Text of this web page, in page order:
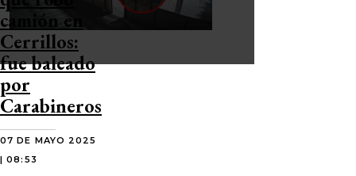
camión en
Cerrillos:
fue baleado
por
Carabineros
07 DE MAYO 2025
| 08:53